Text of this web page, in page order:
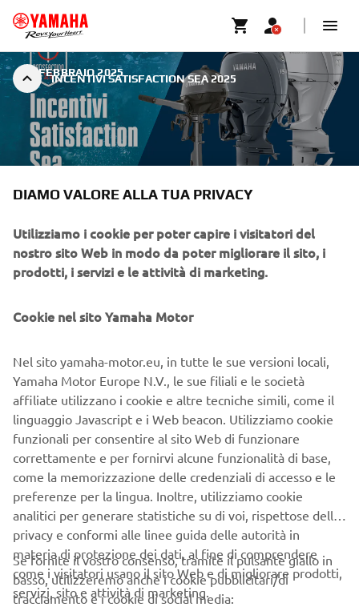
INCENTIVI SATISFACTION SEA 2025
4 FEBBRAIO 2025
PRENDI IL LARGO CON GLI
INCENTIVI SATISFACTION SEA
Manca poco all’inizio della stagione e tutti gli appassionati
unica per chi deve ri-motorizzare la propria imbarcazione
l’acquisto di un qualsiasi fuoribordo della gamma Yamaha,
dai 2.5 ai 300 cv, a condizioni vantaggiose e con un
notevole risparmio sul prezzo d’acquisto.
A partire dal più piccolomotore fuoribordoin gamma,
l’F2.5 cv che grazie agli Incentivi, ha un costo inferiore ai
1.000 euro e uno speciale finanziamento a tasso zero.
Perfetto come motore ausiliario o per piccoli tender,
compatto, leggero, facilmente stivabilesenza il rischio
di perdite di olio e liquidi.
La famiglia dei40 hp, i fuoribordo “per tutti” che si
guidano senza patente, godono diincentivi fino a 1.500
DIAMO VALORE ALLA TUA PRIVACY
Utilizziamo i cookie per poter capire i visitatori del
nostro sito Web in modo da poter migliorare il sito, i
prodotti, i servizi e le attività di marketing.
Cookie nel sito Yamaha Motor
Nel sito yamaha-motor.eu, in tutte le sue versioni locali,
Yamaha Motor Europe N.V., le sue filiali e le società
affiliate utilizzano i cookie e altre tecniche simili, come il
linguaggio Javascript e i Web beacon. Utilizziamo cookie
funzionali per consentire al sito Web di funzionare
correttamente e per fornirvi alcune funzionalità di base,
come la memorizzazione delle credenziali di accesso e le
preferenze per la lingua. Inoltre, utilizziamo cookie
analitici per generare statistiche su di voi, rispettose della
privacy e conformi alle linee guida delle autorità in
materia di protezione dei dati, al fine di comprendere
come i visitatori usano il sito Web e di migliorare prodotti,
servizi, sito e attività di marketing.
Se fornite il vostro consenso, tramite il pulsante giallo in
basso, utilizzeremo anche i cookie pubblicitari/di
tracciamento e i cookie di social media: